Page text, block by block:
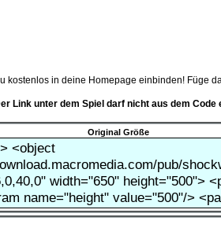
kostenlos in deine Homepage einbinden! Füge
Link unter dem Spiel darf nicht aus dem
Original Größe